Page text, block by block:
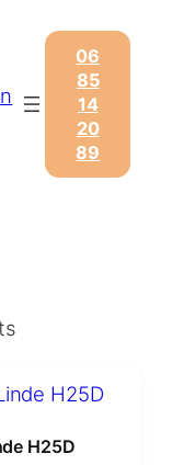
06
85
14
20
89
H25D